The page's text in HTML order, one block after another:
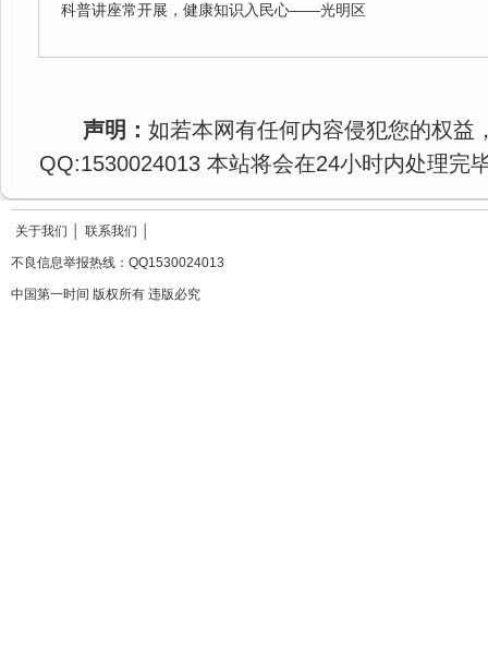
科普讲座常开展，健康知识入民心——光明区
声明： 如若本网有任何内容侵犯您的权益
QQ:1530024013 本站将会在24小时内处理完
关于我们 联系我们
不良信息举报热线：QQ1530024013
中国第一时间 版权所有 违版必究